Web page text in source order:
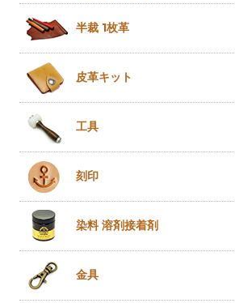
半裁 1枚革
皮革キット
工具
刻印
染料 溶剤接着剤
金具